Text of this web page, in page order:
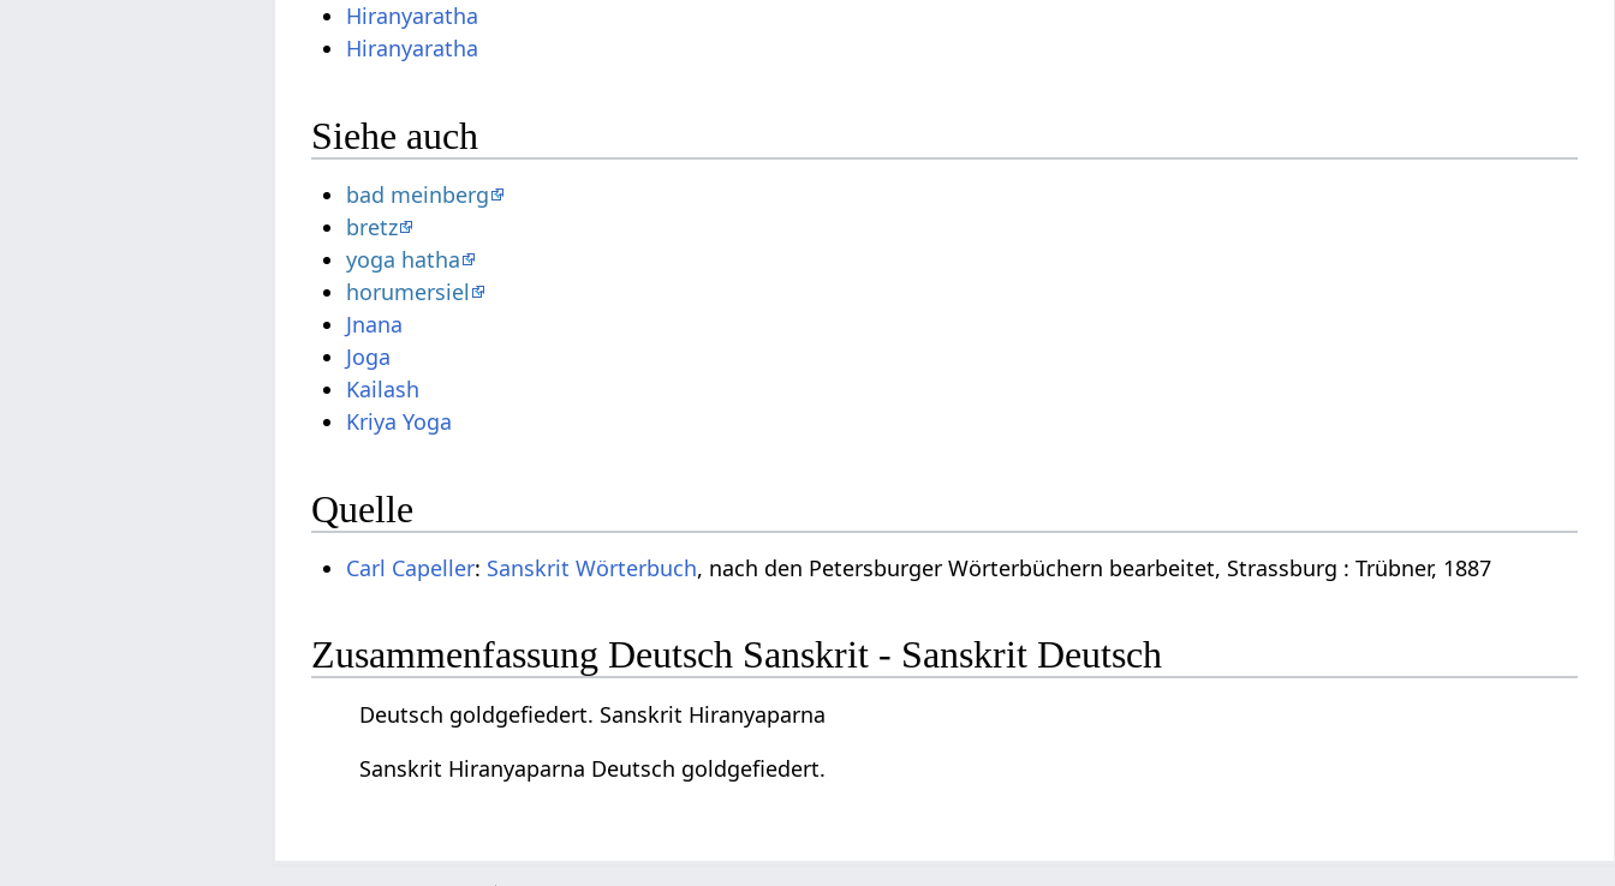
Hiranyaratha
Hiranyaratha
Siehe auch
bad meinberg
bretz
yoga hatha
horumersiel
Jnana
Joga
Kailash
Kriya Yoga
Quelle
Carl Capeller: Sanskrit Wörterbuch, nach den Petersburger Wörterbüchern bearbeitet, Strassburg : Trübner, 1887
Zusammenfassung Deutsch Sanskrit - Sanskrit Deutsch
Deutsch goldgefiedert. Sanskrit Hiranyaparna
Sanskrit Hiranyaparna Deutsch goldgefiedert.